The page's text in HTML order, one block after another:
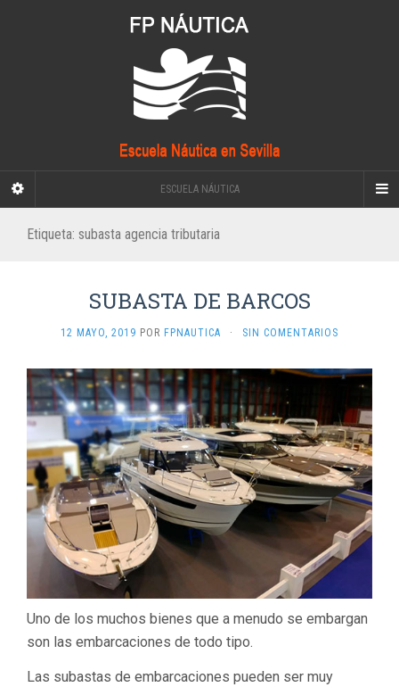
ESCUELA NÁUTICA
Etiqueta: subasta agencia tributaria
SUBASTA DE BARCOS
12 MAYO, 2019 POR FPNAUTICA · SIN COMENTARIOS
Uno de los muchos bienes que a menudo se embargan
son las embarcaciones de todo tipo.
Las subastas de embarcaciones pueden ser muy